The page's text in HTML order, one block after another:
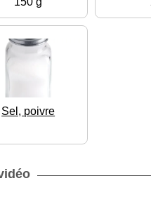
Sel, poivre